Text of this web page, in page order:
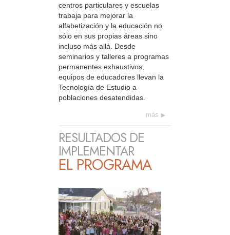
centros particulares y escuelas
trabaja para mejorar la
alfabetización y la educación no
sólo en sus propias áreas sino
incluso más allá. Desde
seminarios y talleres a programas
permanentes exhaustivos,
equipos de educadores llevan la
Tecnología de Estudio a
poblaciones desatendidas.
más
RESULTADOS DE
IMPLEMENTAR
EL PROGRAMA